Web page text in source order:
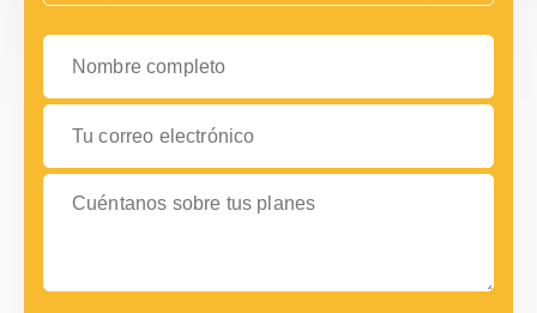
Nombre completo
Tu correo electrónico
Cuéntanos sobre tus planes